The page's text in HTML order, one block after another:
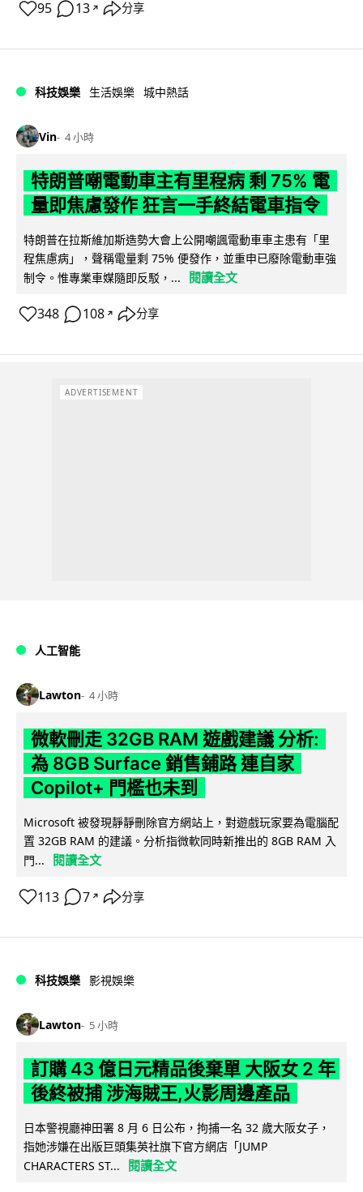
95 13 ↗ 分享
科技娛樂 生活娛樂 城中熱話
Vin 4 小時
特朗普嘲電動車主有里程病 剩 75% 電
量即焦慮發作 狂言一手終結電車指令
特朗普在拉斯維加斯造勢大會上公開嘲諷電動車車主患有「里
程焦慮病」，聲稱電量剩 75% 便發作，並重申已廢除電動車強
制令。惟專業車媒隨即反駁，...
閱讀全文
348 108 ↗ 分享
ADVERTISEMENT
人工智能
Lawton 4 小時
微軟刪走 32GB RAM 遊戲建議 分析:
為 8GB Surface 銷售鋪路 連自家
Copilot+ 門檻也未到
Microsoft 被發現靜靜刪除官方網站上，對遊戲玩家要為電腦配
置 32GB RAM 的建議。分析指微軟同時新推出的 8GB RAM 入
門...
閱讀全文
113 7 ↗ 分享
科技娛樂 影視娛樂
Lawton 5 小時
訂購 43 億日元精品後棄單 大阪女 2 年
後終被捕 涉海賊王,火影周邊產品
日本警視廳神田署 8 月 6 日公布，拘捕一名 32 歲大阪女子，
指她涉嫌在出版巨頭集英社旗下官方網店「JUMP
CHARACTERS ST...
閱讀全文